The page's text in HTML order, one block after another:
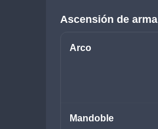
Ascensión de arma
Arco
Mandoble